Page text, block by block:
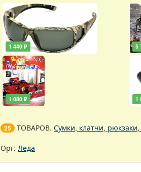
1 440 ₽
1 080 ₽
5
1
25 ТОВАРОВ. Сумки, клатчи,
Орг: Леда